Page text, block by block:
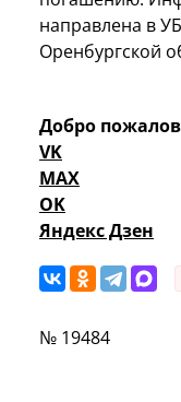
направлена в
Оренбургской
Добро
VK
MAX
OK
Яндекс Дзен
№ 19484